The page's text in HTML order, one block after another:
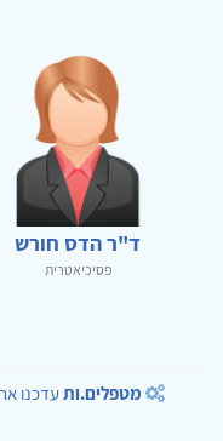
ד"ר הדס חורש
פסיכיאטרית
מטפלים.ותעדכנו